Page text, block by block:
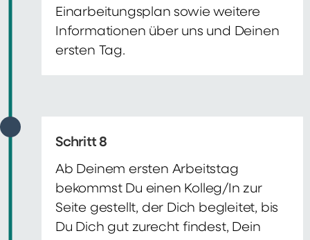
Einarbeitungsplan sowie weitere
Informationen über uns und Deinen
ersten Tag.
Schritt 8
Ab Deinem ersten Arbeitstag
bekommst Du einen Kolleg/In zur
Seite gestellt, der Dich begleitet, bis
Du Dich gut zurecht findest, Dein